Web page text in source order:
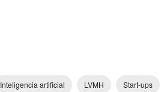
Inteligencia artificial LVMH Start-ups